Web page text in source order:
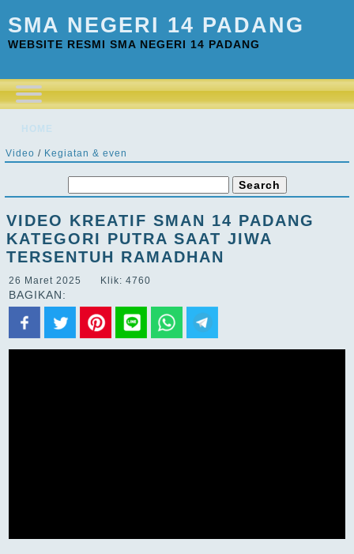
SMA NEGERI 14 PADANG
WEBSITE RESMI SMA NEGERI 14 PADANG
HOME
Video / Kegiatan & even
VIDEO KREATIF SMAN 14 PADANG
KATEGORI PUTRA SAAT JIWA
TERSENTUH RAMADHAN
26 Maret 2025 Klik: 4760
BAGIKAN: